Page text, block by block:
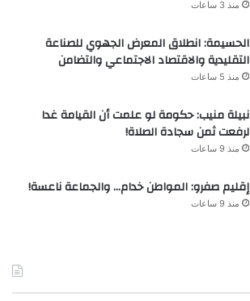
منذ 3 ساعات
الحسيمة: انطلاق المعرض الجهوي للصناعة
التقليدية والاقتصاد الاجتماعي والتضامن
منذ 5 ساعات
نبيلة منيب: حكومة لو علمت أن القيامة غدا
لرفعت ثمن سجادة الصلاة!
منذ 9 ساعات
إقليم صفرو: المواطن خدام… والجماعة ناعسة!
منذ 9 ساعات